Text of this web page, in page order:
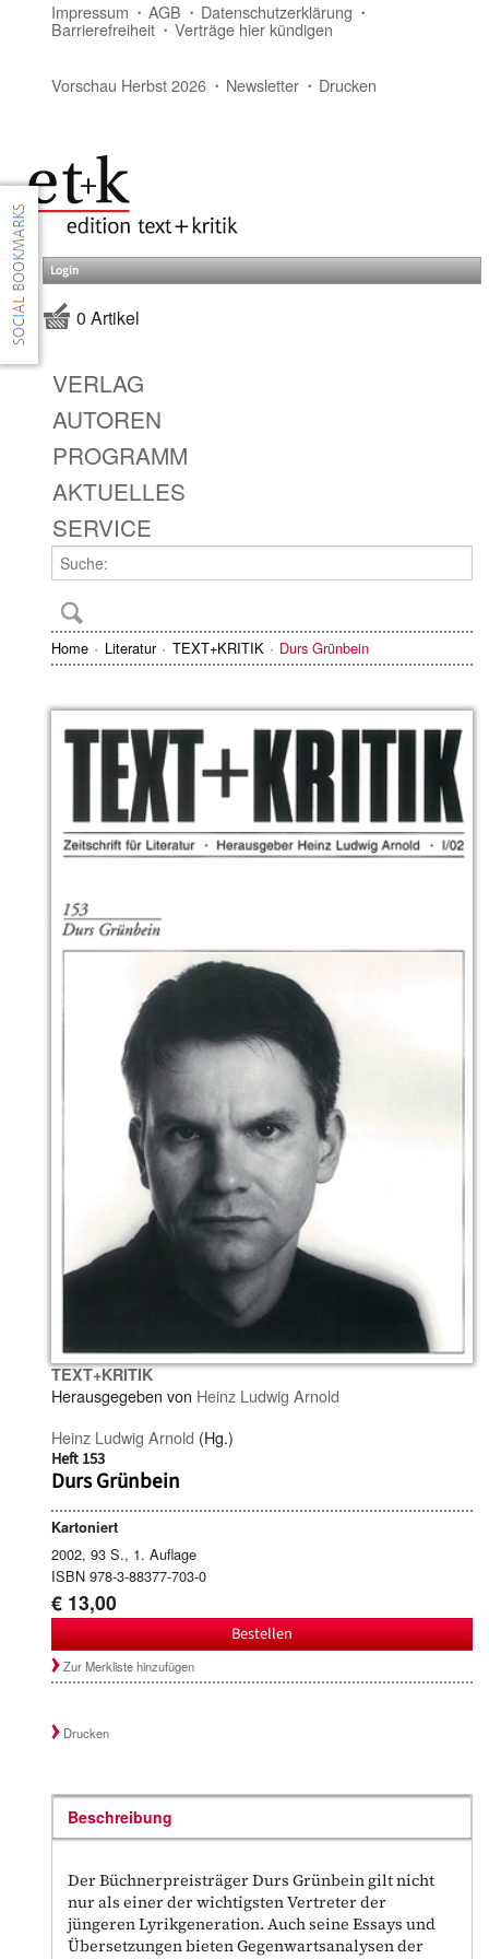
Impressum AGB Datenschutzerklärung
Barrierefreiheit Verträge hier kündigen
Vorschau Herbst 2026 Newsletter Drucken
Login
0 Artikel
VERLAG
AUTOREN
PROGRAMM
AKTUELLES
SERVICE
Home Literatur TEXT+KRITIK Durs Grünbein
TEXT+KRITIK
Herausgegeben von Heinz Ludwig Arnold
Heinz Ludwig Arnold (Hg.)
Heft 153
Durs Grünbein
Kartoniert
2002, 93 S., 1. Auflage
ISBN 978-3-88377-703-0
€ 13,00
Bestellen
Zur Merkliste hinzufügen
Drucken
Beschreibung
Der Büchnerpreisträger Durs Grünbein gilt nicht
nur als einer der wichtigsten Vertreter der
jüngeren Lyrikgeneration. Auch seine Essays und
Übersetzungen bieten Gegenwartsanalysen der